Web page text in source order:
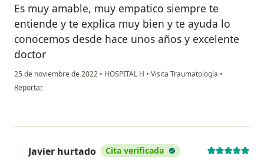
Es muy amable, muy empatico siempre te
entiende y te explica muy bien y te ayuda lo
conocemos desde hace unos años y excelente
doctor
25 de noviembre de 2022 • HOSPITAL H • Visita Traumatología •
en opinión del usuario Marisela Avilés
Reportar
Javier hurtado Cita verificada